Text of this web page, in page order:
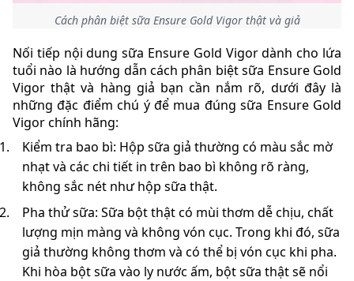
Cách phân biệt sữa Ensure Gold Vigor thật và giả
Nối tiếp nội dung sữa Ensure Gold Vigor dành cho lứa
tuổi nào là hướng dẫn cách phân biệt sữa Ensure Gold
Vigor thật và hàng giả bạn cần nắm rõ, dưới đây là
những đặc điểm chú ý để mua đúng sữa Ensure Gold
Vigor chính hãng:
Kiểm tra bao bì: Hộp sữa giả thường có màu sắc mờ
nhạt và các chi tiết in trên bao bì không rõ ràng,
không sắc nét như hộp sữa thật.
Pha thử sữa: Sữa bột thật có mùi thơm dễ chịu, chất
lượng mịn màng và không vón cục. Trong khi đó, sữa
giả thường không thơm và có thể bị vón cục khi pha.
Khi hòa bột sữa vào ly nước ấm, bột sữa thật sẽ nổi